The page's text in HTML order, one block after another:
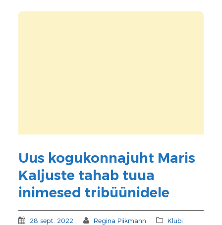
Uus kogukonnajuht Maris
Kaljuste tahab tuua
inimesed tribüünidele
28 sept. 2022 Regina Piikmann
Klubi